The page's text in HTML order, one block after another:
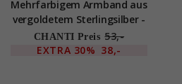
Mehrfarbigem Armband aus
vergoldetem Sterlingsilber -
Loom Stones
CHANTI Preis 53,-
EXTRA 30% 38,-